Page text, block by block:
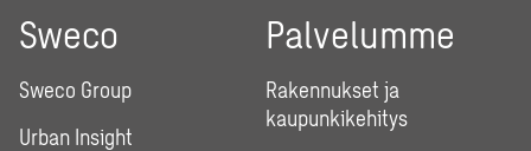
Sweco
Sweco Group
Urban Insight
Palvelumme
Rakennukset ja
kaupunkikehitys